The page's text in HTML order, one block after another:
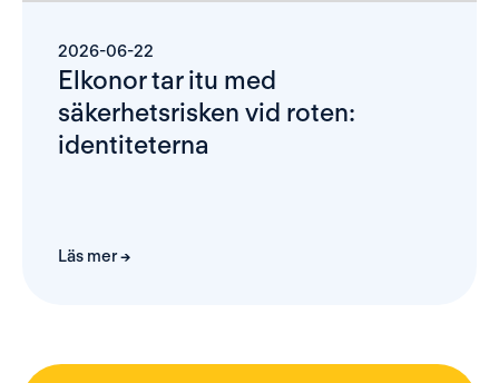
2026-06-22
Elkonor tar itu med
säkerhetsrisken vid roten:
identiteterna
Läs mer →